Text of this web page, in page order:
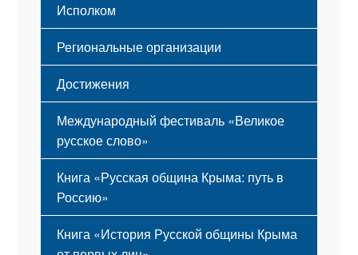
Исполком
Региональные организации
Достижения
Международный фестиваль «Великое
русское слово»
Книга «Русская община Крыма: путь в
Россию»
Книга «История Русской общины Крыма